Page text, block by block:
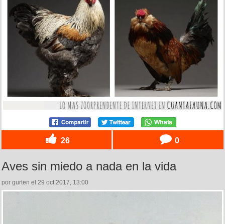
26 0
Aves sin miedo a nada en la vida
por gurten el 29 oct 2017, 13:00